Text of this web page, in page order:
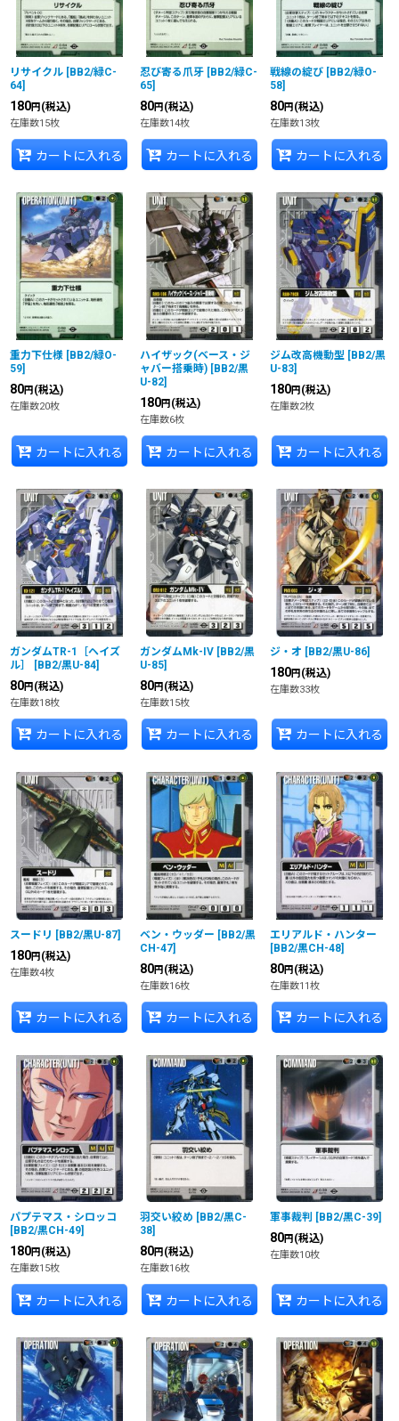
リサイクル [BB2/緑C-
64]
180円 (税込)
在庫数15枚
カートに入れる
忍び寄る爪牙 [BB2/緑C-
65]
80円 (税込)
在庫数14枚
カートに入れる
戦線の綻び [BB2/緑O-
58]
80円 (税込)
在庫数13枚
カートに入れる
重力下仕様 [BB2/緑O-
59]
80円 (税込)
在庫数20枚
カートに入れる
ハイザック(ベース・ジ
ャバー搭乗時) [BB2/黒
U-82]
180円 (税込)
在庫数6枚
カートに入れる
ジム改高機動型 [BB2/黒
U-83]
180円 (税込)
在庫数2枚
カートに入れる
ガンダムTR-1［ヘイズ
ル］
[BB2/黒U-84]
80円 (税込)
在庫数18枚
カートに入れる
ガンダムMk-IV [BB2/黒
U-85]
80円 (税込)
在庫数15枚
カートに入れる
ジ・オ [BB2/黒U-86]
180円 (税込)
在庫数33枚
カートに入れる
スードリ [BB2/黒U-87]
180円 (税込)
在庫数4枚
カートに入れる
ベン・ウッダー [BB2/黒
CH-47]
80円 (税込)
在庫数16枚
カートに入れる
エリアルド・ハンター
[BB2/黒CH-48]
80円 (税込)
在庫数11枚
カートに入れる
パプテマス・シロッコ
[BB2/黒CH-49]
180円 (税込)
在庫数15枚
カートに入れる
羽交い絞め [BB2/黒C-
38]
80円 (税込)
在庫数16枚
カートに入れる
軍事裁判 [BB2/黒C-39]
80円 (税込)
在庫数10枚
カートに入れる